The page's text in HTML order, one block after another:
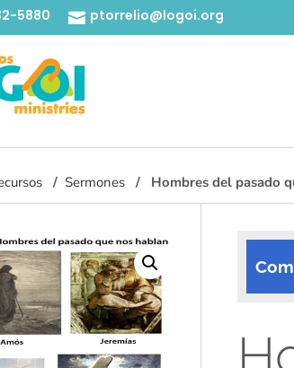
5880  ptorrelio@logoi.org
Sermones Hombres del pasado